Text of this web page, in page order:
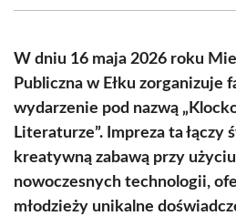
(Twitter)
W dniu 16 maja 2026 roku
Publiczna w Ełku zorganizuje
wydarzenie pod nazwą
Literaturze”. Impreza ta łączy
kreatywną zabawą przy
nowoczesnych technologii,
młodzieży unikalne